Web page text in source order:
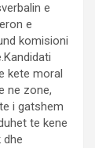
e
e
komisioni
kete moral
ne zone,
i gatshem
te kene
dhe